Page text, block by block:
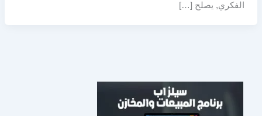
الفكري, يصلح […]